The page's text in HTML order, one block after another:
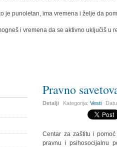
je punoletan, ima vremena i želje da
i vremena da se aktivno uključiš u
Pravno
Detalji Kategorija:Vesti
Centar za zaštitu i
pravnu i psihosocijalnu